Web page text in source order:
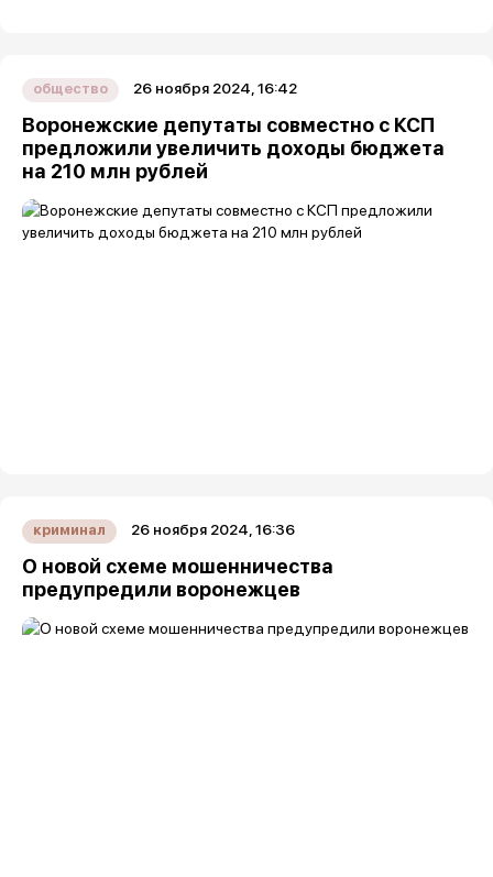
общество 26 ноября 2024, 16:42
Воронежские депутаты совместно с КСП
предложили увеличить доходы бюджета
на 210 млн рублей
криминал 26 ноября 2024, 16:36
О новой схеме мошенничества
предупредили воронежцев